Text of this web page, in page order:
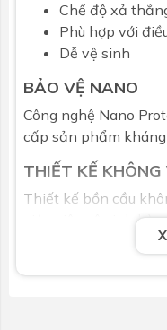
Chế độ xả
Phù hợp với
Dễ vệ sinh
BẢO VỆ NANO
Công nghệ Nano
cấp sản phẩm
THIẾT KẾ KHÔNG
Thiết kế bồn cầu
giúp việc vệ sinh
CÔNG NGHỆ